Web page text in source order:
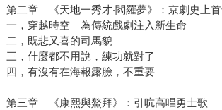
第二章 《天地一秀才‧閻羅夢》：京劇史上首
一，穿越時空 為傳統戲劇注入新生命
二，既悲又喜的司馬貌
三，什麼都不用說，練功就對了
四，有沒有在海報露臉，不重要
第三章 《康熙與鰲拜》：引吭高唱勇士歌